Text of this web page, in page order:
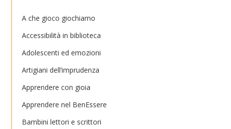
A che gioco giochiamo
Accessibilità in biblioteca
Adolescenti ed emozioni
Artigiani dell’imprudenza
Apprendere con gioia
Apprendere nel BenEssere
Bambini lettori e scrittori